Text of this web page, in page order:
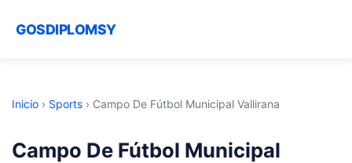
GOSDIPLOMSY
Inicio › Sports › Campo De Fútbol Municipal Vallirana
Campo De Fútbol Municipal